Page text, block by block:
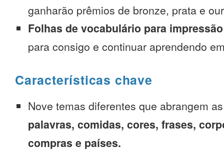
ganharão prêmios de bronze, prata e
Folhas de vocabulário para impressão
para consigo e continuar aprendendo
Características chave
Nove temas diferentes que abrangem
palavras, comidas, cores, frases,
compras e países.